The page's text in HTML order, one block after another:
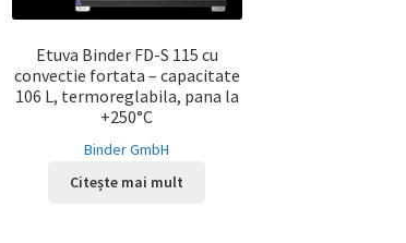
Etuva Binder FD-S 115 cu
convectie fortata – capacitate
106 L, termoreglabila, pana la
+250°C
Binder GmbH
Citește mai mult